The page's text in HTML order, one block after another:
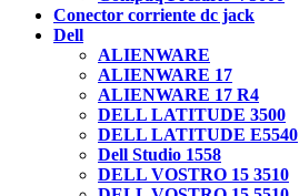
Conector corriente dc jack
Dell
ALIENWARE
ALIENWARE 17
ALIENWARE 17 R4
DELL LATITUDE 3500
DELL LATITUDE E5540
Dell Studio 1558
DELL VOSTRO 15 3510